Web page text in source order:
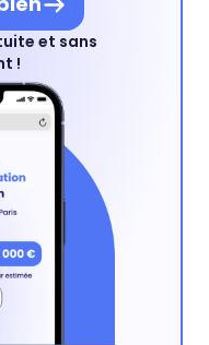
et sans
!